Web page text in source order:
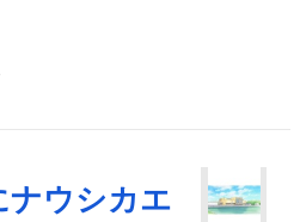
ナウシカエ